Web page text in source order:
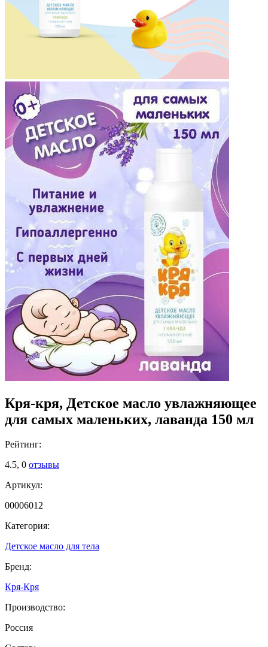
Кря-кря, Детское масло увлажняющее
для самых маленьких, лаванда 150 мл
Рейтинг:
4.5, 0 отзывы
Артикул:
00006012
Категория:
Детское масло для тела
Бренд:
Кря-Кря
Производство:
Россия